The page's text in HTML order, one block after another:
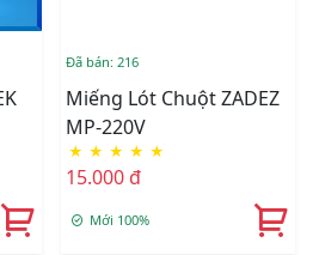
Đã bán: 216
Miếng Lót Chuột ZADEZ
MP-220V
★ ★ ★ ★ ★
15.000 đ
Mới 100%